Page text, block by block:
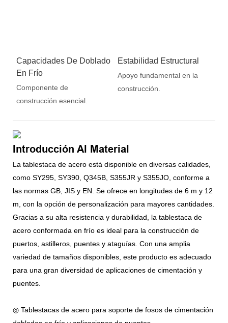
Capacidades De Doblado
En Frío
Componente de
construcción esencial.
Estabilidad Estructural
Apoyo fundamental en la
construcción.
Introducción Al Material
La tablestaca de acero está disponible en diversas calidades,
como SY295, SY390, Q345B, S355JR y S355JO, conforme a
las normas GB, JIS y EN. Se ofrece en longitudes de 6 m y 12
m, con la opción de personalización para mayores cantidades.
Gracias a su alta resistencia y durabilidad, la tablestaca de
acero conformada en frío es ideal para la construcción de
puertos, astilleros, puentes y ataguías. Con una amplia
variedad de tamaños disponibles, este producto es adecuado
para una gran diversidad de aplicaciones de cimentación y
puentes.
◎ Tablestacas de acero para soporte de fosos de cimentación